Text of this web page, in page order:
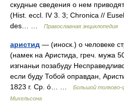
скудные сведения о нем
(Hist. eccl. IV 3. 3; Chronica //
des… …
Православная энциклопедия
аристид — (иноск.) о человеке
(намек на Аристида, греч. мужа
изгнаньи позабуду
если буду Тобой оправдан,
1823 г. Ср. ό… …
Большой толково-
Михельсона